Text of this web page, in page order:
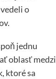
o
jednu
oblasť medzi
ktoré sa